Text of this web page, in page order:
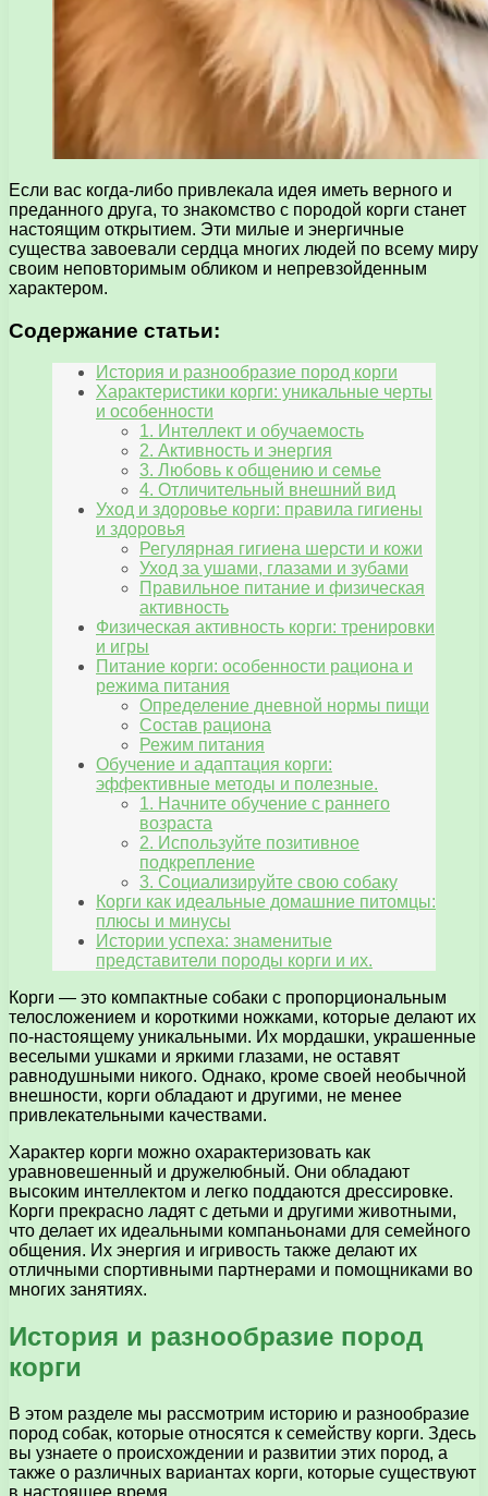
Если вас когда-либо привлекала идея иметь верного и
преданного друга, то знакомство с породой корги станет
настоящим открытием. Эти милые и энергичные
существа завоевали сердца многих людей по всему миру
своим неповторимым обликом и непревзойденным
характером.
Содержание статьи:
История и разнообразие пород корги
Характеристики корги: уникальные черты
и особенности
1. Интеллект и обучаемость
2. Активность и энергия
3. Любовь к общению и семье
4. Отличительный внешний вид
Уход и здоровье корги: правила гигиены
и здоровья
Регулярная гигиена шерсти и кожи
Уход за ушами, глазами и зубами
Правильное питание и физическая
активность
Физическая активность корги: тренировки
и игры
Питание корги: особенности рациона и
режима питания
Определение дневной нормы пищи
Состав рациона
Режим питания
Обучение и адаптация корги:
эффективные методы и полезные.
1. Начните обучение с раннего
возраста
2. Используйте позитивное
подкрепление
3. Социализируйте свою собаку
Корги как идеальные домашние питомцы:
плюсы и минусы
Истории успеха: знаменитые
представители породы корги и их.
Корги — это компактные собаки с пропорциональным
телосложением и короткими ножками, которые делают их
по-настоящему уникальными. Их мордашки, украшенные
веселыми ушками и яркими глазами, не оставят
равнодушными никого. Однако, кроме своей необычной
внешности, корги обладают и другими, не менее
привлекательными качествами.
Характер корги можно охарактеризовать как
уравновешенный и дружелюбный. Они обладают
высоким интеллектом и легко поддаются дрессировке.
Корги прекрасно ладят с детьми и другими животными,
что делает их идеальными компаньонами для семейного
общения. Их энергия и игривость также делают их
отличными спортивными партнерами и помощниками во
многих занятиях.
История и разнообразие пород
корги
В этом разделе мы рассмотрим историю и разнообразие
пород собак, которые относятся к семейству корги. Здесь
вы узнаете о происхождении и развитии этих пород, а
также о различных вариантах корги, которые существуют
в настоящее время.